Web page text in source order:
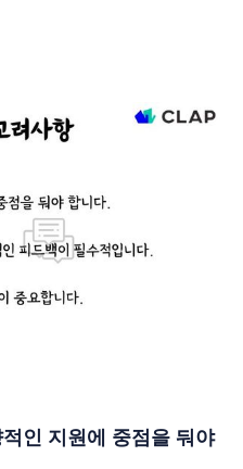
인 지원에 중점을 둬야